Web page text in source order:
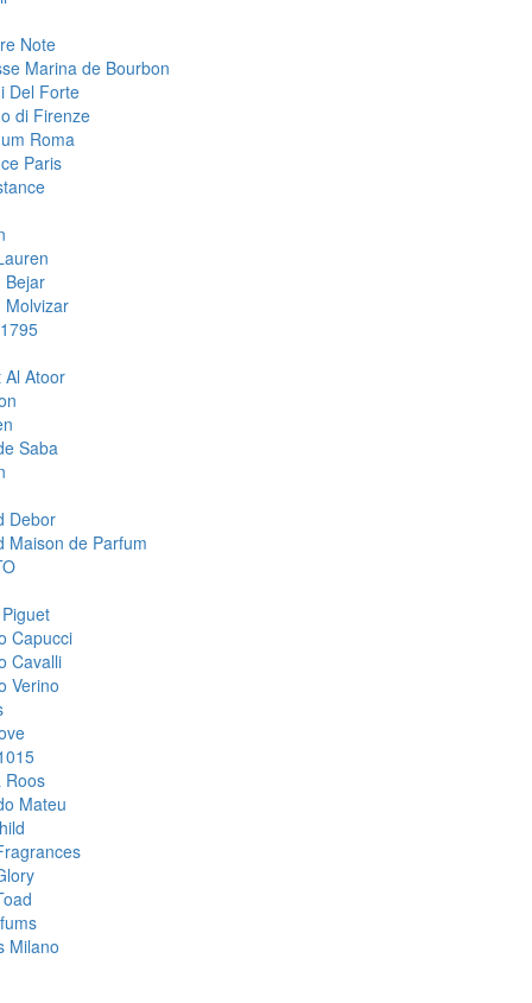
Note
Marina de Bourbon
Del Forte
di Firenze
Roma
Paris
Bejar
Molvizar
Al Atoor
Saba
Debor
Maison de Parfum
Capucci
Cavalli
Verino
Roos
Mateu
Milano